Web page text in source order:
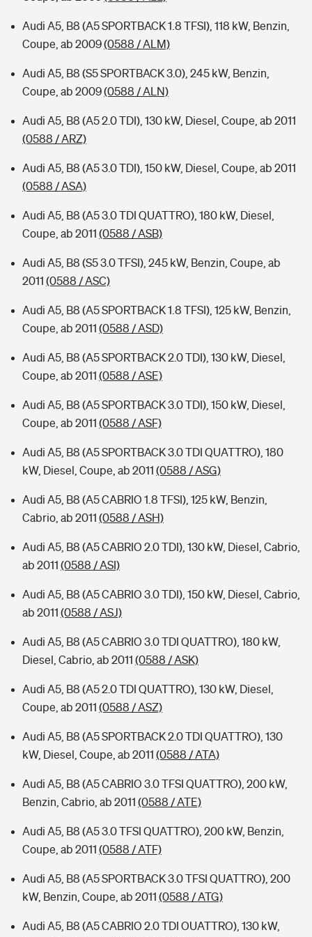
Audi A5, B8 (A5 SPORTBACK 1.8 TFSI), 118 kW, Benzin,
Coupe, ab 2009(0588 / ALM)
Audi A5, B8 (S5 SPORTBACK 3.0), 245 kW, Benzin,
Coupe, ab 2009(0588 / ALN)
Audi A5, B8 (A5 2.0 TDI), 130 kW, Diesel, Coupe, ab 2011
(0588 / ARZ)
Audi A5, B8 (A5 3.0 TDI), 150 kW, Diesel, Coupe, ab 2011
(0588 / ASA)
Audi A5, B8 (A5 3.0 TDI QUATTRO), 180 kW, Diesel,
Coupe, ab 2011 (0588 / ASB)
Audi A5, B8 (S5 3.0 TFSI), 245 kW, Benzin, Coupe, ab
2011 (0588 / ASC)
Audi A5, B8 (A5 SPORTBACK 1.8 TFSI), 125 kW, Benzin,
Coupe, ab 2011 (0588 / ASD)
Audi A5, B8 (A5 SPORTBACK 2.0 TDI), 130 kW, Diesel,
Coupe, ab 2011 (0588 / ASE)
Audi A5, B8 (A5 SPORTBACK 3.0 TDI), 150 kW, Diesel,
Coupe, ab 2011 (0588 / ASF)
Audi A5, B8 (A5 SPORTBACK 3.0 TDI QUATTRO), 180
kW, Diesel, Coupe, ab 2011 (0588 / ASG)
Audi A5, B8 (A5 CABRIO 1.8 TFSI), 125 kW, Benzin,
Cabrio, ab 2011 (0588 / ASH)
Audi A5, B8 (A5 CABRIO 2.0 TDI), 130 kW, Diesel, Cabrio,
ab 2011 (0588 / ASI)
Audi A5, B8 (A5 CABRIO 3.0 TDI), 150 kW, Diesel, Cabrio,
ab 2011 (0588 / ASJ)
Audi A5, B8 (A5 CABRIO 3.0 TDI QUATTRO), 180 kW,
Diesel, Cabrio, ab 2011 (0588 / ASK)
Audi A5, B8 (A5 2.0 TDI QUATTRO), 130 kW, Diesel,
Coupe, ab 2011 (0588 / ASZ)
Audi A5, B8 (A5 SPORTBACK 2.0 TDI QUATTRO), 130
kW, Diesel, Coupe, ab 2011 (0588 / ATA)
Audi A5, B8 (A5 CABRIO 3.0 TFSI QUATTRO), 200 kW,
Benzin, Cabrio, ab 2011 (0588 / ATE)
Audi A5, B8 (A5 3.0 TFSI QUATTRO), 200 kW, Benzin,
Coupe, ab 2011 (0588 / ATF)
Audi A5, B8 (A5 SPORTBACK 3.0 TFSI QUATTRO), 200
kW, Benzin, Coupe, ab 2011 (0588 / ATG)
Audi A5, B8 (A5 CABRIO 2.0 TDI OUATTRO), 130 kW,